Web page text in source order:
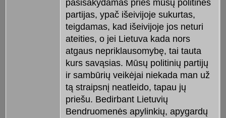
pasisakydamas prieš mūsų politines
partijas, ypač išeivijoje sukurtas,
teigdamas, kad išeivijoje jos neturi
ateities, o jei Lietuva kada nors
atgaus nepriklausomybę, tai tauta
kurs savąsias. Mūsų politinių partijų
ir sambūrių veikėjai niekada man už
tą straipsnį neatleido, tapau jų
priešu. Bedirbant Lietuvių
Bendruomenės apylinkių, apygardų